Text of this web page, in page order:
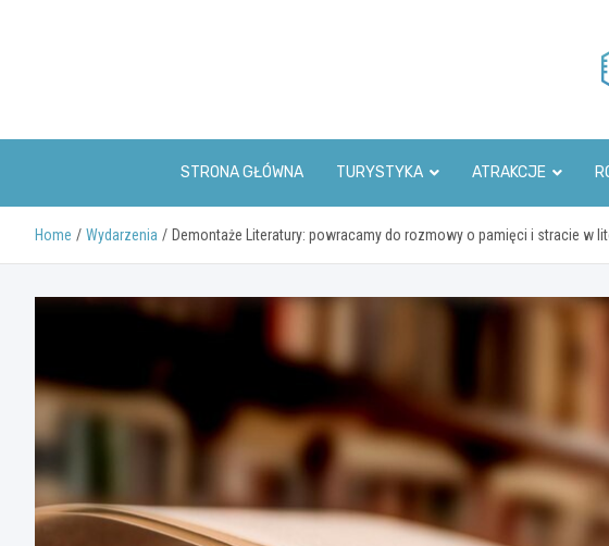
STRONA GŁÓWNA TURYSTYKA ATRAKCJE
Home Wydarzenia Demontaże Literatury: powracamy do rozmowy o pamięci i stracie w